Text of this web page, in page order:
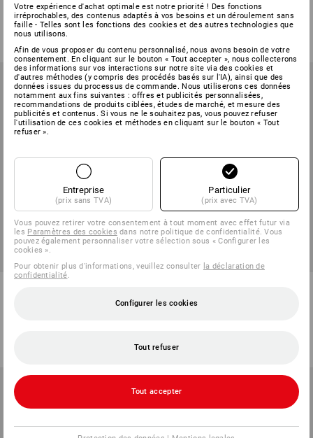
4 couleurs
à p. de € 13,19
3 couleurs
à p. de € 11,98
Comfort fit
(TTC) à p. de 10 Pièces
Votre expérience d'achat optimale est notre priorité ! Des fonctions
irréprochables, des contenus adaptés à vos besoins et un déroulement sans
faille - Telles sont les fonctions des cookies et des autres technologies que
nous utilisons.
Afin de vous proposer du contenu personnalisé, nous avons besoin de votre
consentement. En cliquant sur le bouton « Tout accepter », nous collecterons
des informations sur vos interactions sur notre site via des cookies et
d'autres méthodes (y compris des procédés basés sur l'IA), ainsi que des
données issues du processus de commande. Nous utiliserons ces données
notamment aux fins suivantes : offres et publicités personnalisées,
recommandations de produits ciblées, études de marché, et mesure des
publicités et contenus. Si vous ne le souhaitez pas, vous pouvez refuser
l'utilisation de ces cookies et méthodes en cliquant sur le bouton « Tout
refuser ».
Entreprise
(prix sans TVA)
Particulier
(prix avec TVA)
Vous pouvez retirer votre consentement à tout moment avec effet futur via
les Paramètres des cookies dans notre politique de confidentialité. Vous
pouvez également personnaliser votre sélection sous « Configurer les
cookies ».
Pour obtenir plus d'informations, veuillez consulter la déclaration de
confidentialité
Configurer les cookies
Tout refuser
Tout accepter